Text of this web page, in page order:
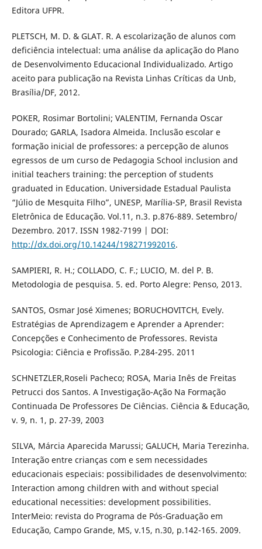
Editora UFPR.
PLETSCH, M. D. & GLAT. R. A escolarização de alunos com
deficiência intelectual: uma análise da aplicação do Plano
de Desenvolvimento Educacional Individualizado. Artigo
aceito para publicação na Revista Linhas Críticas da Unb,
Brasília/DF, 2012.
POKER, Rosimar Bortolini; VALENTIM, Fernanda Oscar
Dourado; GARLA, Isadora Almeida. Inclusão escolar e
formação inicial de professores: a percepção de alunos
egressos de um curso de Pedagogia School inclusion and
initial teachers training: the perception of students
graduated in Education. Universidade Estadual Paulista
“Júlio de Mesquita Filho”, UNESP, Marília-SP, Brasil Revista
Eletrônica de Educação. Vol.11, n.3. p.876-889. Setembro/
Dezembro. 2017. ISSN 1982-7199 | DOI:
http://dx.doi.org/10.14244/198271992016.
SAMPIERI, R. H.; COLLADO, C. F.; LUCIO, M. del P. B.
Metodologia de pesquisa. 5. ed. Porto Alegre: Penso, 2013.
SANTOS, Osmar José Ximenes; BORUCHOVITCH, Evely.
Estratégias de Aprendizagem e Aprender a Aprender:
Concepções e Conhecimento de Professores. Revista
Psicologia: Ciência e Profissão. P.284-295. 2011
SCHNETZLER,Roseli Pacheco; ROSA, Maria Inês de Freitas
Petrucci dos Santos. A Investigação-Ação Na Formação
Continuada De Professores De Ciências. Ciência & Educação,
v. 9, n. 1, p. 27-39, 2003
SILVA, Márcia Aparecida Marussi; GALUCH, Maria Terezinha.
Interação entre crianças com e sem necessidades
educacionais especiais: possibilidades de desenvolvimento:
Interaction among children with and without special
educational necessities: development possibilities.
InterMeio: revista do Programa de Pós-Graduação em
Educação, Campo Grande, MS, v.15, n.30, p.142-165. 2009.